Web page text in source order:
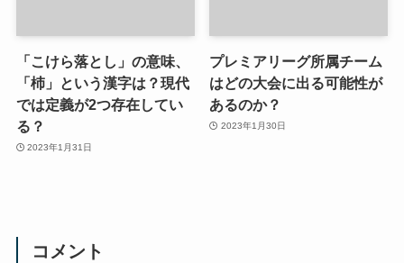
「こけら落とし」の意味、
「杮」という漢字は？現代
では定義が2つ存在してい
る？
2023年1月31日
プレミアリーグ所属チーム
はどの大会に出る可能性が
あるのか？
2023年1月30日
コメント